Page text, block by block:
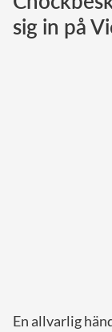
sig in på
En allvarlig